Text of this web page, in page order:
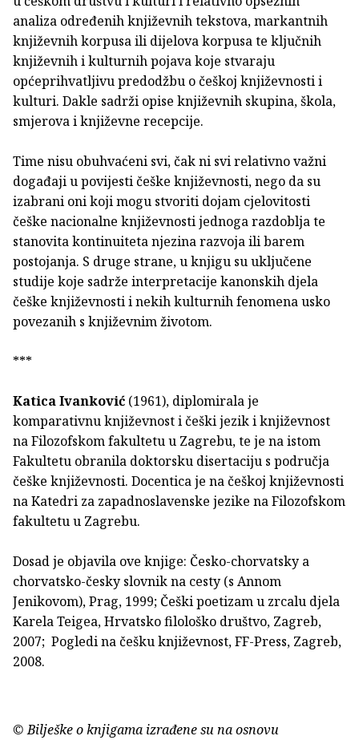
analiza određenih književnih tekstova, markantnih
književnih korpusa ili dijelova korpusa te ključnih
književnih i kulturnih pojava koje stvaraju
općeprihvatljivu predodžbu o češkoj književnosti i
kulturi. Dakle sadrži opise književnih skupina, škola,
smjerova i književne recepcije.
Time nisu obuhvaćeni svi, čak ni svi relativno važni
događaji u povijesti češke književnosti, nego da su
izabrani oni koji mogu stvoriti dojam cjelovitosti
češke nacionalne književnosti jednoga razdoblja te
stanovita kontinuiteta njezina razvoja ili barem
postojanja. S druge strane, u knjigu su uključene
studije koje sadrže interpretacije kanonskih djela
češke književnosti i nekih kulturnih fenomena usko
povezanih s književnim životom.
***
Katica Ivanković (1961), diplomirala je
komparativnu književnost i češki jezik i književnost
na Filozofskom fakultetu u Zagrebu, te je na istom
Fakultetu obranila doktorsku disertaciju s područja
češke književnosti. Docentica je na češkoj književnosti
na Katedri za zapadnoslavenske jezike na Filozofskom
fakultetu u Zagrebu.
Dosad je objavila ove knjige: Česko-chorvatsky a
chorvatsko-česky slovnik na cesty (s Annom
Jenikovom), Prag, 1999; Češki poetizam u zrcalu djela
Karela Teigea, Hrvatsko filološko društvo, Zagreb,
2007; Pogledi na češku književnost, FF-Press, Zagreb,
2008.
© Bilješke o knjigama izrađene su na osnovu